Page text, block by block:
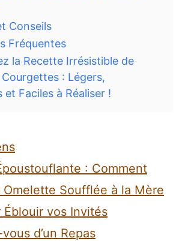
Conseils
Fréquentes
la Recette Irrésistible de
: Légers,
et Faciles à Réaliser !
: Comment
Soufflée à la Mère
Éblouir vos Invités
d’un Repas